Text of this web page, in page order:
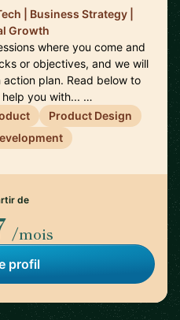
| Business Strategy |
Growth
where you come and
or objectives, and we will
plan. Read below to
you with... …
Product Design
de
/mois
profil